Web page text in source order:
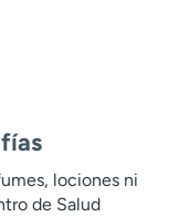
lociones ni
de Salud